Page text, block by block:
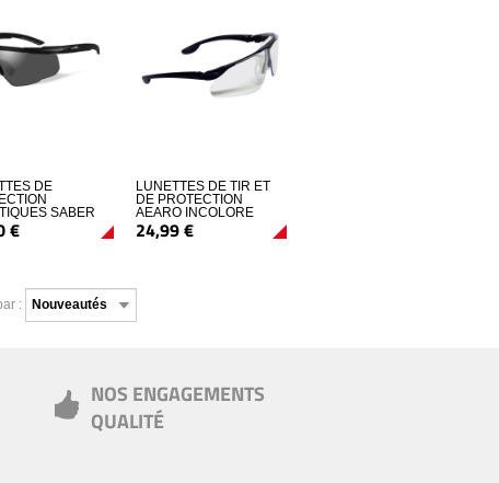
DE
SABER
ECRAN
€
LUNETTES DE TIR ET
DE PROTECTION
AEARO INCOLORE
24,99€
:
NOS ENGAGEMENTS
QUALITÉ